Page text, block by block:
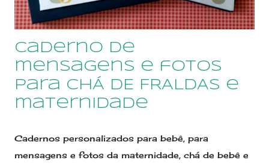
caderno de
mensagens e fotos
para CHÁ DE FRALDAS e
maternidade
Cadernos personalizados para bebê, para
mensagens e fotos da maternidade, chá de bebê e